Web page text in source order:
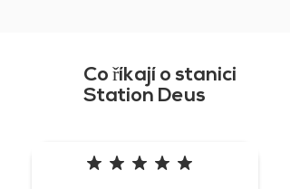
Co říkají o stanici
Station Deus
průměrné hodnocení je 5 z 5